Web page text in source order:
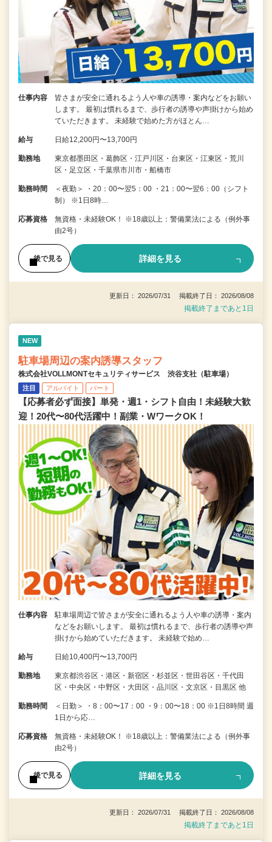
仕事内容
皆さまが安全に通れるよう人や車の誘導・案内などをお願い
します。 最初は慣れるまで、歩行者の誘導や声掛けから始め
ていただきます。 未経験で始めた方がほとん…
給与 日給12,200円〜13,700円
勤務地
東京都墨田区・葛飾区・江戸川区・台東区・江東区・荒川
区・足立区・千葉県市川市・船橋市
勤務時間
＜夜勤＞ ・20：00〜翌5：00 ・21：00〜翌6：00（シフト
制） ※1日8時…
応募資格
無資格・未経験OK！ ※18歳以上：警備業法による（例外事
由2号）
後で見る 詳細を見る
更新日： 2026/07/31 掲載終了日： 2026/08/08
掲載終了まであと1日
NEW
駐車場周辺の案内誘導スタッフ
株式会社VOLLMONTセキュリティサービス 渋谷支社（駐車場）
注目 アルバイト パート
【応募者必ず面接】単発・週1・シフト自由！未経験大歓
迎！20代〜80代活躍中！副業・WワークOK！
仕事内容
駐車場周辺で皆さまが安全に通れるよう人や車の誘導・案内
などをお願いします。 最初は慣れるまで、歩行者の誘導や声
掛けから始めていただきます。 未経験で始め…
給与 日給10,400円〜13,700円
勤務地
東京都渋谷区・港区・新宿区・杉並区・世田谷区・千代田
区・中央区・中野区・大田区・品川区・文京区・目黒区 他
勤務時間
＜日勤＞ ・8：00〜17：00 ・9：00〜18：00 ※1日8時間 週
1日から応…
応募資格
無資格・未経験OK！ ※18歳以上：警備業法による（例外事
由2号）
後で見る 詳細を見る
更新日： 2026/07/31 掲載終了日： 2026/08/08
掲載終了まであと1日